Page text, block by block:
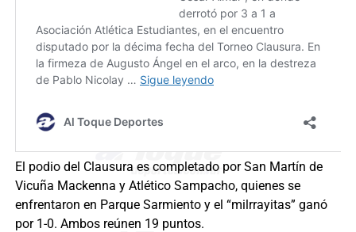
El podio del Clausura es completado por San Martín de
Vicuña Mackenna y Atlético Sampacho, quienes se
enfrentaron en Parque Sarmiento y el “milrrayitas” ganó
por 1-0. Ambos reúnen 19 puntos.